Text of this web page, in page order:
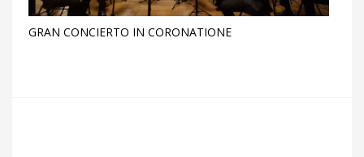
GRAN CONCIERTO IN CORONATIONE